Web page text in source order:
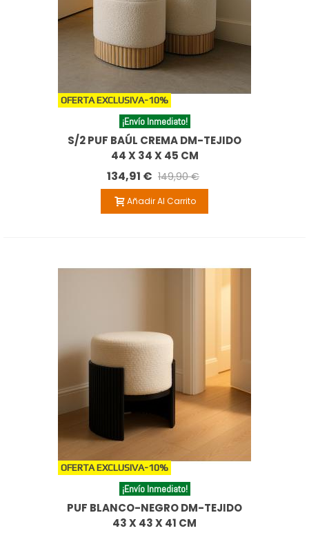
OFERTA EXCLUSIVA-10%
¡Envío Inmediato!
S/2 PUF BAÚL CREMA DM-TEJIDO
44 X 34 X 45 CM
134,91 € 149,90 €
Añadir Al Carrito
OFERTA EXCLUSIVA-10%
¡Envío Inmediato!
PUF BLANCO-NEGRO DM-TEJIDO
43 X 43 X 41 CM